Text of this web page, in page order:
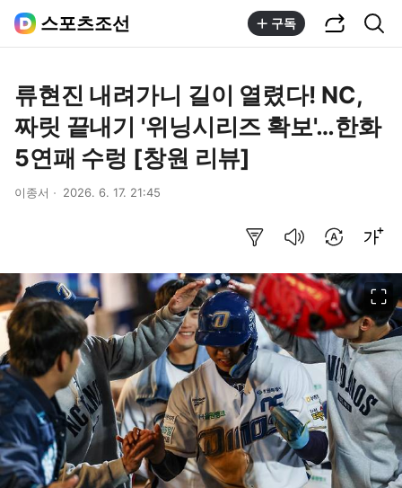
스포츠조선 구독
류현진 내려가니 길이 열렸다! NC,
짜릿 끝내기 '위닝시리즈 확보'…한화
5연패 수렁 [창원 리뷰]
이종서 2026. 6. 17. 21:45